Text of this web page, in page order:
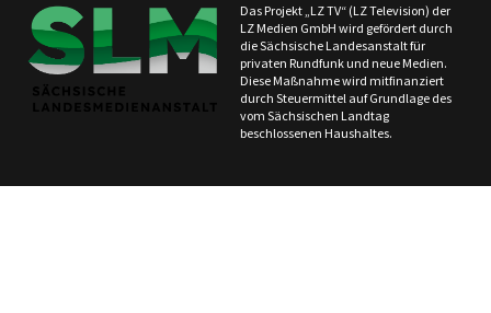
Das Projekt „LZ TV“ (LZ Television) der
LZ Medien GmbH wird gefördert durch
die Sächsische Landesanstalt für
privaten Rundfunk und neue Medien.
Diese Maßnahme wird mitfinanziert
durch Steuermittel auf Grundlage des
vom Sächsischen Landtag
beschlossenen Haushaltes.